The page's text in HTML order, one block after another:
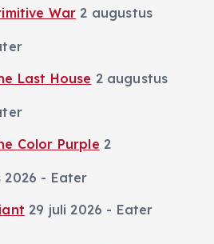
War 2 augustus
Last House 2 augustus
Color Purple 2
2026 - Eater
29 juli 2026 - Eater